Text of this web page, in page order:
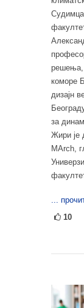
решења,
коморе
дизајн
за
Жири је
MArch,
...
10